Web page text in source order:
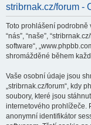
stribrnak.cz/forum -
Toto prohlášení podrobně
“nás”, “naše”,
software“,
shromážděné během
Vaše osobní údaje jsou
„stribrnak.cz/forum“, kdy
soubory, které jsou
internetového prohlížeče.
anonymní identifikátor